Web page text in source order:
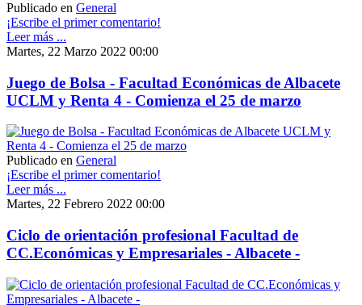
Publicado en General
¡Escribe el primer comentario!
Leer más ...
Martes, 22 Marzo 2022 00:00
Juego de Bolsa - Facultad Económicas de Albacete
UCLM y Renta 4 - Comienza el 25 de marzo
Publicado en General
¡Escribe el primer comentario!
Leer más ...
Martes, 22 Febrero 2022 00:00
Ciclo de orientación profesional Facultad de
CC.Económicas y Empresariales - Albacete -